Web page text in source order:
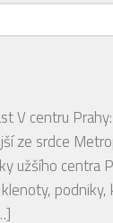
V centru
ze srdce
užšího centra
podniky,